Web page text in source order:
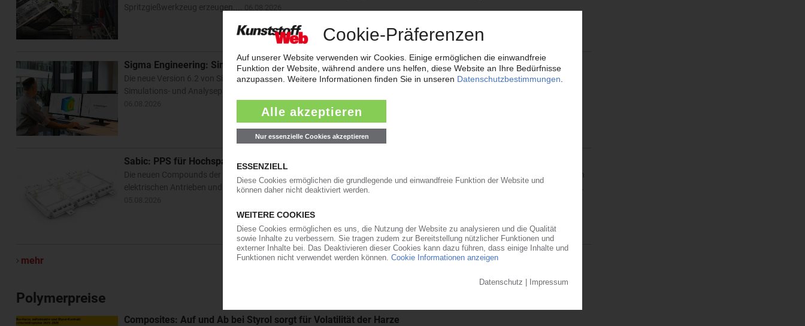
Spritzgießwerkzeug erzeugen....
Sigma Engineering: Simulation mit neuen Funktionen
Die neue Version 6.2 von Sigmasoft Virtual Molding liefert jetzt noch genauere Simulationsergebnisse. Zudem ist der
Simulations- und Analyseprozess, bereits beginnend bei der Projekteinrichtung, effizienter und schlanker zu geworden....
Sabic: PPS für Hochspannungs-Leistungsmodule
Die neuen Compounds der Serie LNP Thermocomp OFM eignen sich für Hochleistungs- und Hochspannungsanwendungen in
elektrischen Antrieben und Leistungsmodulen, wie bspw. Leistungsschaltgeräte mit isoliertem Gate-Bipolartransistor IGBT....
mehr
Polymerpreise
Composites: Auf und Ab bei Styrol sorgt für Volatilität der Harze